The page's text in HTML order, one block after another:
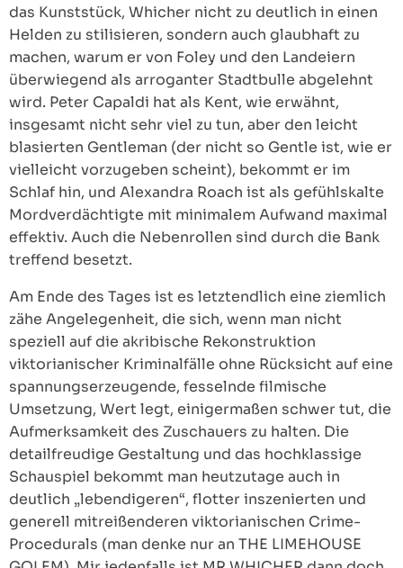
das Kunststück, Whicher nicht zu deutlich in einen
Helden zu stilisieren, sondern auch glaubhaft zu
machen, warum er von Foley und den Landeiern
überwiegend als arroganter Stadtbulle abgelehnt
wird. Peter Capaldi hat als Kent, wie erwähnt,
insgesamt nicht sehr viel zu tun, aber den leicht
blasierten Gentleman (der nicht so Gentle ist, wie er
vielleicht vorzugeben scheint), bekommt er im
Schlaf hin, und Alexandra Roach ist als gefühlskalte
Mordverdächtigte mit minimalem Aufwand maximal
effektiv. Auch die Nebenrollen sind durch die Bank
treffend besetzt.
Am Ende des Tages ist es letztendlich eine ziemlich
zähe Angelegenheit, die sich, wenn man nicht
speziell auf die akribische Rekonstruktion
viktorianischer Kriminalfälle ohne Rücksicht auf eine
spannungserzeugende, fesselnde filmische
Umsetzung, Wert legt, einigermaßen schwer tut, die
Aufmerksamkeit des Zuschauers zu halten. Die
detailfreudige Gestaltung und das hochklassige
Schauspiel bekommt man heutzutage auch in
deutlich „lebendigeren“, flotter inszenierten und
generell mitreißenderen viktorianischen Crime-
Procedurals (man denke nur an THE LIMEHOUSE